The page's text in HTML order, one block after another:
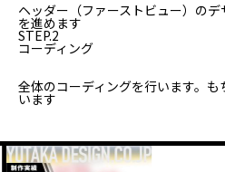
ヘッダー（ファーストビュー）の
を進めます
STEP.2
コーディング
全体のコーディングを行います。
います